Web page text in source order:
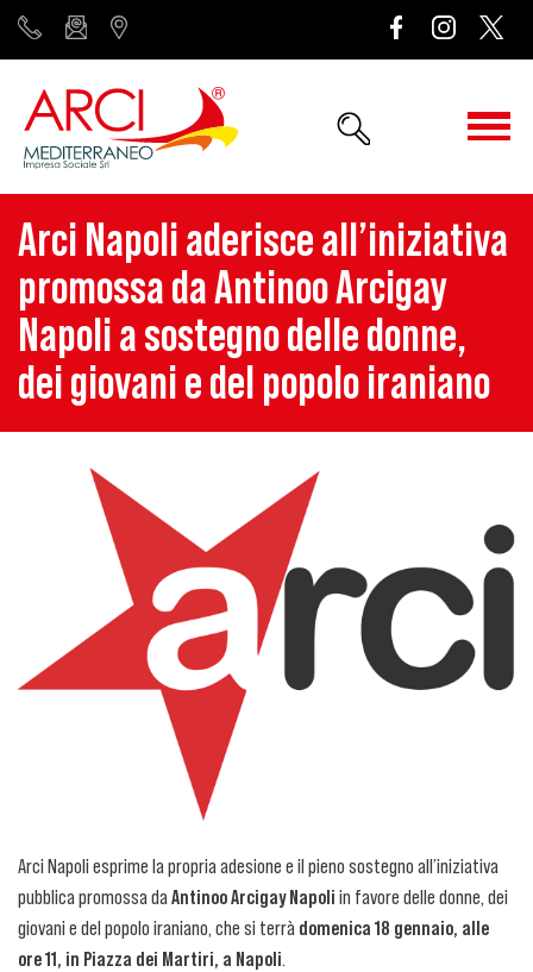
Arci Napoli aderisce all’iniziativa
promossa da Antinoo Arcigay
Napoli a sostegno delle donne,
dei giovani e del popolo iraniano
Arci Napoli esprime la propria adesione e il pieno sostegno all’iniziativa
pubblica promossa da Antinoo Arcigay Napoli in favore delle donne, dei
giovani e del popolo iraniano, che si terrà domenica 18 gennaio, alle
ore 11, in Piazza dei Martiri, a Napoli.